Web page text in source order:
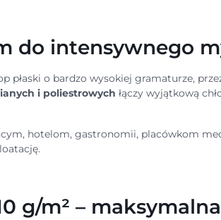
do intensywnego
płaski o bardzo wysokiej gramaturze,
i poliestrowych łączy wyjątkową
hotelom, gastronomii, placówkom
g/m² –